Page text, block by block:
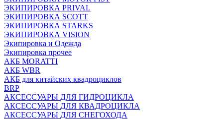
ЭКИПИРОВКА PRIVAL
ЭКИПИРОВКА SCOTT
ЭКИПИРОВКА STARKS
ЭКИПИРОВКА VISION
Экипировка и Одежда
Экипировка прочее
АКБ MORATTI
АКБ WBR
АКБ для китайских квадроциклов
BRP
АКСЕССУАРЫ ДЛЯ ГИДРОЦИКЛА
АКСЕССУАРЫ ДЛЯ КВАДРОЦИКЛА
АКСЕССУАРЫ ДЛЯ СНЕГОХОДА